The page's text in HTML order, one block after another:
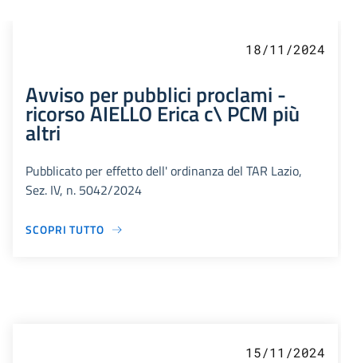
18/11/2024
Avviso per pubblici proclami -
ricorso AIELLO Erica c\ PCM più
altri
Pubblicato per effetto dell' ordinanza del TAR Lazio,
Sez. IV, n. 5042/2024
SCOPRI TUTTO
15/11/2024